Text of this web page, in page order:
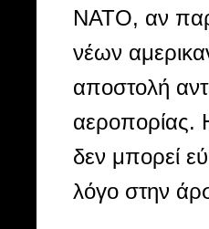
ΝΑΤΟ, αν
νέων
αποστολή
αεροπορίας.
δεν μπορεί
λόγο στην